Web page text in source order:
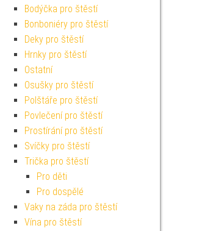
Bodýčka pro štěstí
Bonboniéry pro štěstí
Deky pro štěstí
Hrnky pro štěstí
Ostatní
Osušky pro štěstí
Polštáře pro štěstí
Povlečení pro štěstí
Prostírání pro štěstí
Svíčky pro štěstí
Trička pro štěstí
Pro děti
Pro dospělé
Vaky na záda pro štěstí
Vína pro štěstí